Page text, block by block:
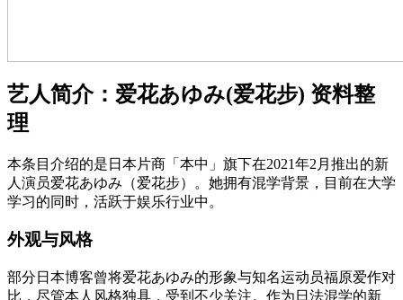
艺人简介：爱花あゆみ(爱花步) 资料整
理
本条目介绍的是日本片商「本中」旗下在2021年2月推出的新
人演员爱花あゆみ（爱花步）。她拥有混学背景，目前在大学
学习的同时，活跃于娱乐行业中。
外观与风格
部分日本博客曾将爱花あゆみ的形象与知名运动员福原爱作对
比，尽管本人风格独具，受到不少关注。作为日法混学的新